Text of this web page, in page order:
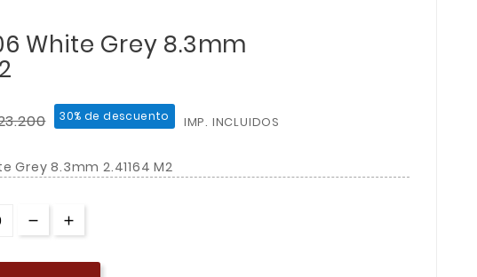
White Grey 8.3mm
30% de descuento IMP. INCLUIDOS
Grey 8.3mm 2.41164 M2